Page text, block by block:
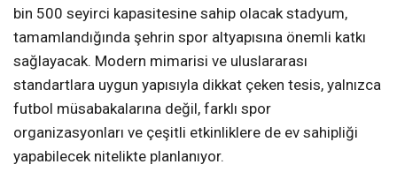
bin 500 seyirci kapasitesine sahip olacak stadyum,
tamamlandığında şehrin spor altyapısına önemli katkı
sağlayacak. Modern mimarisi ve uluslararası
standartlara uygun yapısıyla dikkat çeken tesis, yalnızca
futbol müsabakalarına değil, farklı spor
organizasyonları ve çeşitli etkinliklere de ev sahipliği
yapabilecek nitelikte planlanıyor.